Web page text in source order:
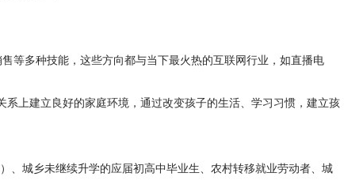
等多种技能，这些方向都与当下最火热的互联网行业，如直播电
上建立良好的家庭环境，通过改变孩子的生活、学习习惯，建立孩
、城乡未继续升学的应届初高中毕业生、农村转移就业劳动者、城